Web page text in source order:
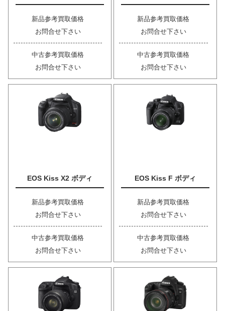
新品参考買取価格
お問合せ下さい
中古参考買取価格
お問合せ下さい
新品参考買取価格
お問合せ下さい
中古参考買取価格
お問合せ下さい
EOS Kiss X2 ボディ
新品参考買取価格
お問合せ下さい
中古参考買取価格
お問合せ下さい
EOS Kiss F ボディ
新品参考買取価格
お問合せ下さい
中古参考買取価格
お問合せ下さい